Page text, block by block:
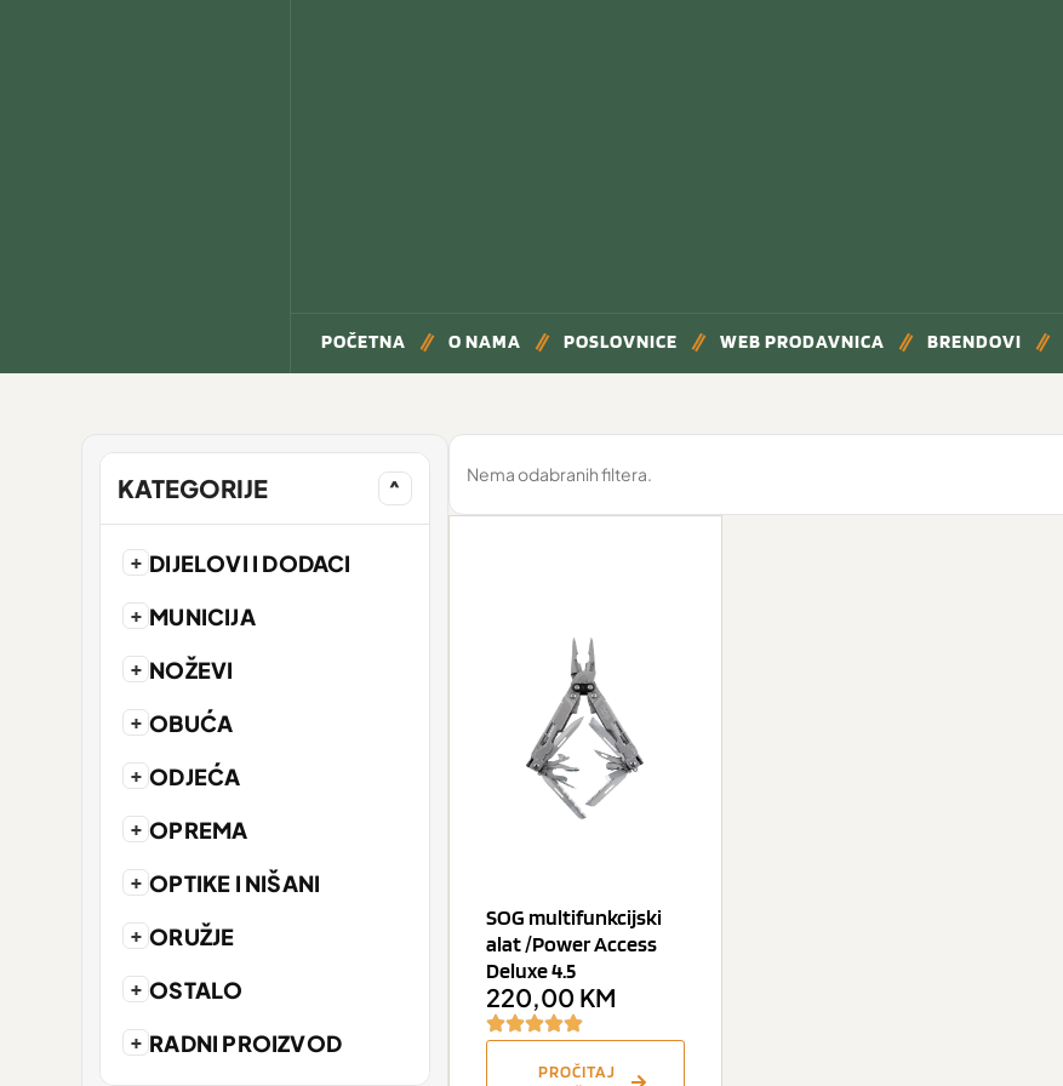
POČETNA O NAMA POSLOVNICE WEB PRODAVNICA BRENDOVI
KATEGORIJE ^
+ DIJELOVI I DODACI
+ MUNICIJA
+ NOŽEVI
+ OBUĆA
+ ODJEĆA
+ OPREMA
+ OPTIKE I NIŠANI
+ ORUŽJE
+ OSTALO
+ RADNI PROIZVOD
Nema odabranih filtera.
SOG multifunkcijski
alat /Power Access
Deluxe 4.5
220,00 KM
PROČITAJ